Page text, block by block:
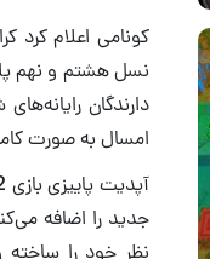
نسل هشتم و نهم
دارندگان
امسال به صورت